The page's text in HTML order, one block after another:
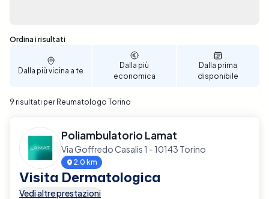
Sono stati trovati 9 risultati
Ordina i risultati
Dalla più vicina a te
Dalla più
economica
Dalla prima
disponibile
9 risultati per Reumatologo Torino
Poliambulatorio Lamat
Via Goffredo Casalis 1 - 10143 Torino
2.0 km
Visita Dermatologica
Vedi altre prestazioni